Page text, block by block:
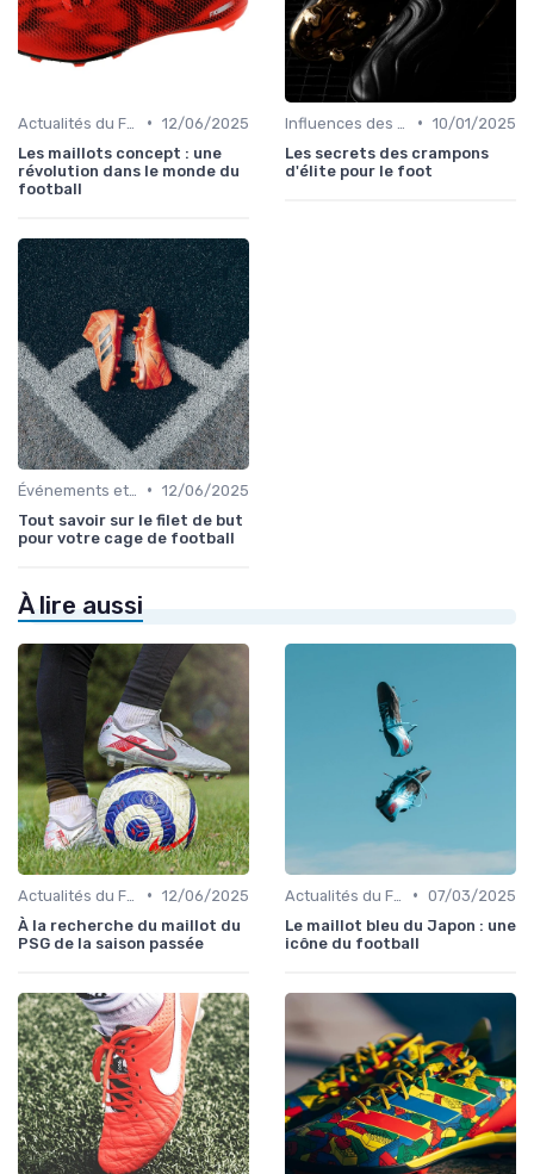
• 12/06/2025
Les maillots concept : une
révolution dans le monde du
football
• 10/01/2025
Les secrets des crampons
d'élite pour le foot
• 12/06/2025
Tout savoir sur le filet de but
pour votre cage de football
À lire aussi
• 12/06/2025
À la recherche du maillot du
PSG de la saison passée
• 07/03/2025
Le maillot bleu du Japon : une
icône du football